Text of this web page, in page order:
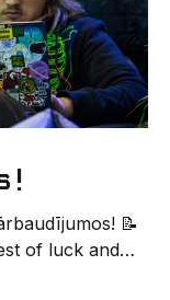
📝
of luck and